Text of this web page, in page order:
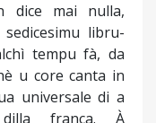
dice mai nulla,
sedicesimu libru-
tempu fà, da
u core canta in
universale di a
franca. À